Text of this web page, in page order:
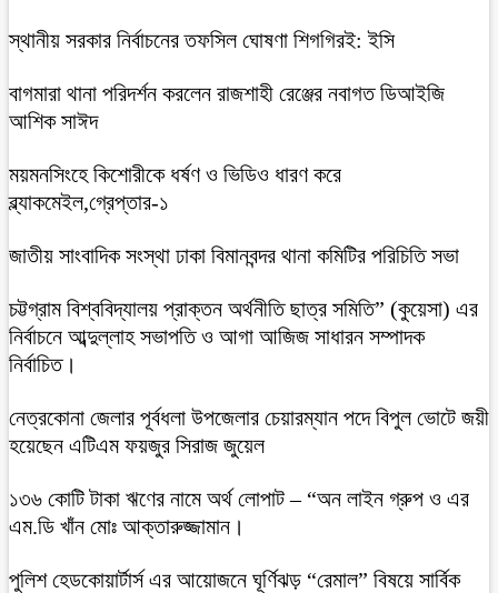
স্থানীয় সরকার নির্বাচনের তফসিল ঘোষণা শিগগিরই: ইসি
বাগমারা থানা পরিদর্শন করলেন রাজশাহী রেঞ্জের নবাগত ডিআইজি
আশিক সাঈদ
ময়মনসিংহে কিশোরীকে ধর্ষণ ও ভিডিও ধারণ করে
ব্ল্যাকমেইল,গ্রেপ্তার-১
জাতীয় সাংবাদিক সংস্থা ঢাকা বিমানবন্দর থানা কমিটির পরিচিতি সভা
চট্টগ্রাম বিশ্ববিদ্যালয় প্রাক্তন অর্থনীতি ছাত্র সমিতি” (কুয়েসা) এর
নির্বাচনে আব্দুল্লাহ সভাপতি ও আগা আজিজ সাধারন সম্পাদক
নির্বাচিত।
নেত্রকোনা জেলার পূর্বধলা উপজেলার চেয়ারম্যান পদে বিপুল ভোটে জয়ী
হয়েছেন এটিএম ফয়জুর সিরাজ জুয়েল
১৩৬ কোটি টাকা ঋণের নামে অর্থ লোপাট – “অন লাইন গ্রুপ ও এর
এম.ডি খাঁন মোঃ আক্তারুজ্জামান।
পুলিশ হেডকোয়ার্টার্স এর আয়োজনে ঘূর্ণিঝড় “রেমাল” বিষয়ে সার্বিক